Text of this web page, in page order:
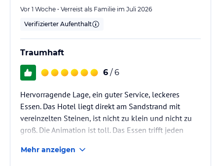
Vor 1 Woche • Verreist als Familie im Juli 2026
Verifizierter Aufenthalt
Traumhaft
6 / 6
Hervorragende Lage, ein guter Service, leckeres
Essen. Das Hotel liegt direkt am Sandstrand mit
vereinzelten Steinen, ist nicht zu klein und nicht zu
groß. Die Animation ist toll. Das Essen trifft jeden
Erwartungen wurden übertroffen
Mehr anzeigen